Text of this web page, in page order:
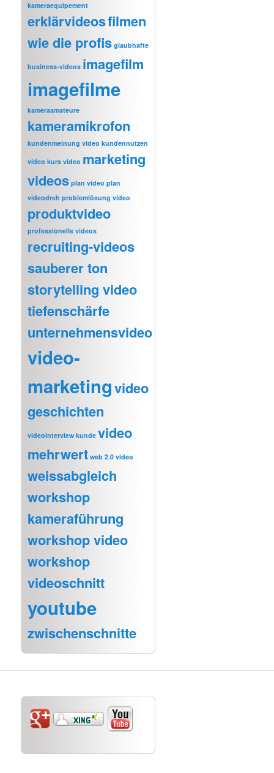
kameraequipement
erklärvideosfilmen
wie die profis glaubhafte
business-videos imagefilm
imagefilme
kameraamateure
kameramikrofon
kundenmeinung video kundennutzen
video kurs video marketing
videos plan video plan
videodreh problemlösung video
produktvideo
professionelle videos
recruiting-videos
sauberer ton
storytelling video
tiefenschärfe
unternehmensvideo
video-
marketingvideo
geschichten
videointerview kunde video
mehrwert web 2.0 video
weissabgleich
workshop
kameraführung
workshop video
workshop
videoschnitt
youtube
zwischenschnitte